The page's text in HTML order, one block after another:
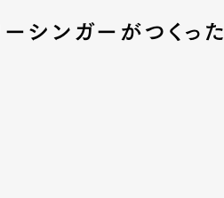
シンガーがつくった